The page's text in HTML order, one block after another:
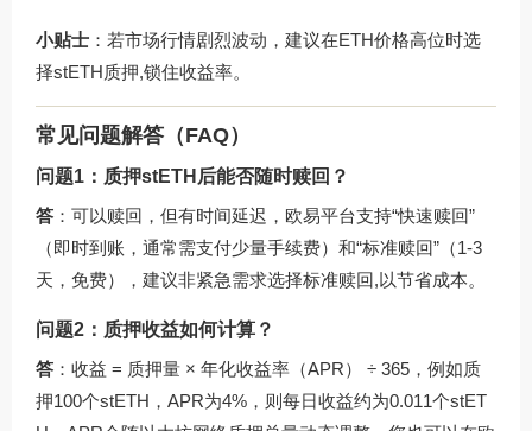
小贴士 ：若市场行情剧烈波动，建议在ETH价格高位时选
择stETH质押,锁住收益率。
常见问题解答（FAQ）
问题1：质押stETH后能否随时赎回？
答 ：可以赎回，但有时间延迟，欧易平台支持“快速赎回”
（即时到账，通常需支付少量手续费）和“标准赎回”（1-3
天，免费），建议非紧急需求选择标准赎回,以节省成本。
问题2：质押收益如何计算？
答 ：收益 = 质押量 × 年化收益率（APR） ÷ 365，例如质
押100个stETH，APR为4%，则每日收益约为0.011个stET